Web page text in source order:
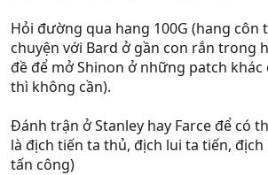
Hỏi đường qua hang 100G (hang côn
chuyện với Bard ở gần con rắn trong
đề để mở Shinon ở những patch khác
thì không cần).
Đánh trận ở Stanley hay Farce để có
là địch tiến ta thủ, địch lui ta tiến,
tấn công)